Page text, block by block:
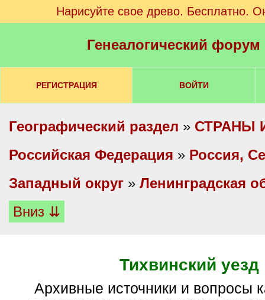
Нарисуйте свое древо. Бесплатно.
Генеалогический
РЕГИСТРАЦИЯ ВОЙТИ
Географический раздел » СТРАНЫ
Российская Федерация » Россия,
Западный округ » Ленинградская
Вниз ⇊
Тихвинский уезд
Архивные источники и вопросы касающиеся